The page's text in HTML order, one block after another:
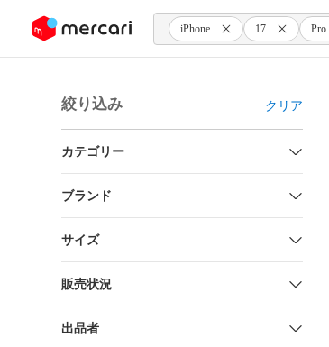
ツにスキップ iPhone 17 Pro
絞り込み クリア
カテゴリー
ブランド
サイズ
販売状況
出品者